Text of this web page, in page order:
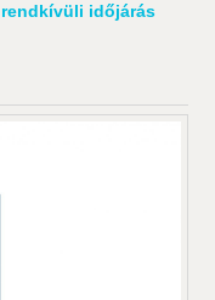
időjárás